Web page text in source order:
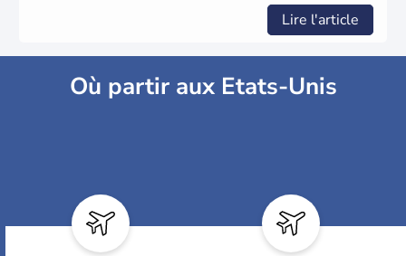
Lire l'article
Où partir aux Etats-Unis